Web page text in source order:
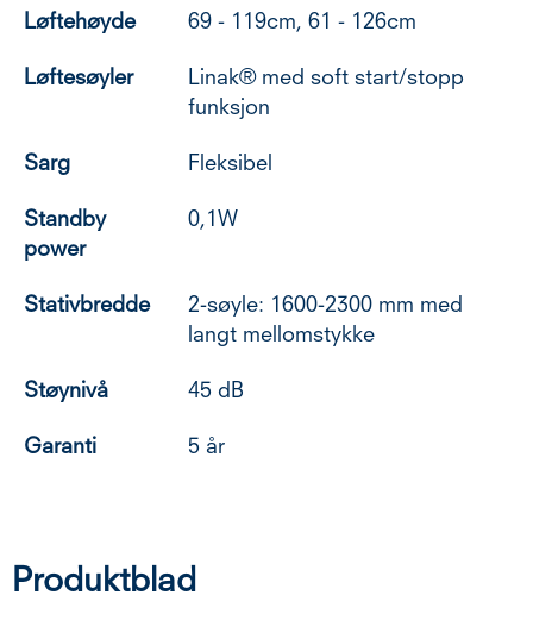
Løftehøyde 69 - 119cm, 61 - 126cm
Løftesøyler
Linak® med soft start/stopp
funksjon
Sarg Fleksibel
Standby
power
0,1W
Stativbredde
2-søyle: 1600-2300 mm med
langt mellomstykke
Støynivå 45 dB
Garanti 5 år
Produktblad